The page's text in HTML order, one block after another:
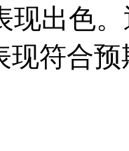
现出色
现符合